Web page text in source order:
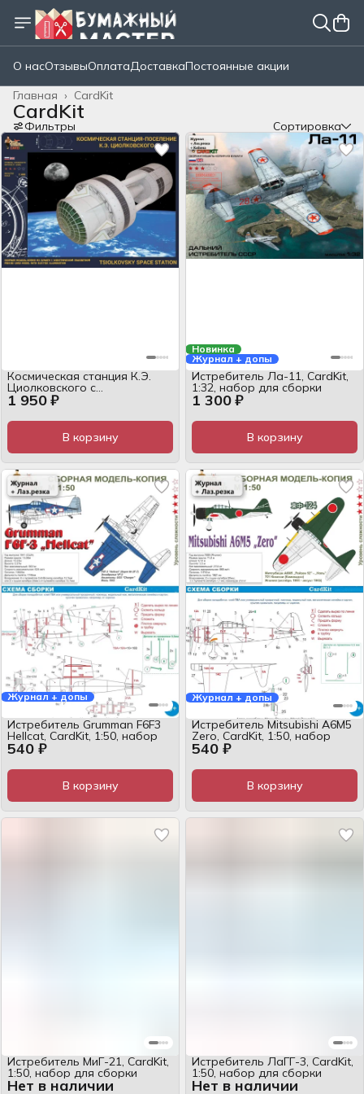
О насОтзывыОплатаДоставкаПостоянные акции
CardKit
Главная ›
CardKit
Фильтры Сортировка
1 950 ₽
Космическая станция К.Э.
Циолковского с
электрической подсветкой,
В корзину
Новинка
Журнал + допы
1 300 ₽
Истребитель Ла-11, CardKit,
1:32, набор для сборки
В корзину
Журнал + допы
540 ₽
Истребитель Grumman F6F3
Hellcat, CardKit, 1:50, набор
В корзину
Журнал + допы
540 ₽
Истребитель Mitsubishi A6M5
Zero, CardKit, 1:50, набор
В корзину
Нет в наличии
Истребитель МиГ-21, CardKit,
1:50, набор для сборки
Нет в наличии
Истребитель ЛаГГ-3, CardKit,
1:50, набор для сборки